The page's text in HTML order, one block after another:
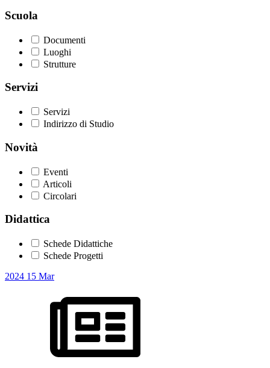
Scuola
Documenti
Luoghi
Strutture
Servizi
Servizi
Indirizzo di Studio
Novità
Eventi
Articoli
Circolari
Didattica
Schede Didattiche
Schede Progetti
2024 15 Mar